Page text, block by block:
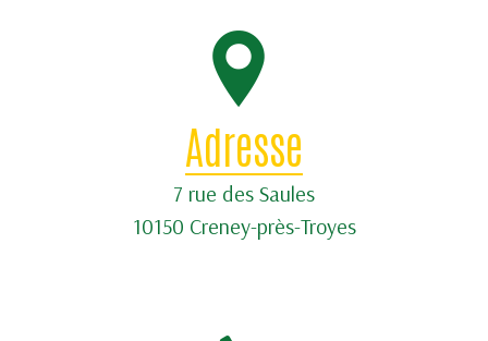
Adresse
7 rue des Saules
10150 Creney-près-Troyes